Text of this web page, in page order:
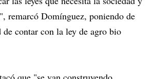
remarcó Domínguez, poniendo de
de contar con la ley de agro bio